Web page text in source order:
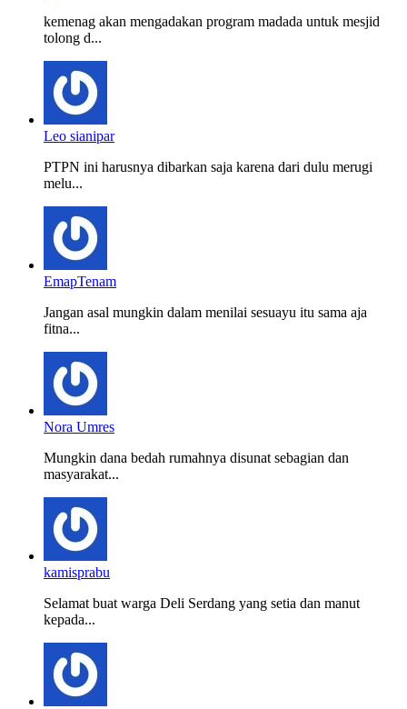
kemenag akan mengadakan program madada untuk mesjid
tolong d...
Leo sianipar
PTPN ini harusnya dibarkan saja karena dari dulu merugi
melu...
EmapTenam
Jangan asal mungkin dalam menilai sesuayu itu sama aja
fitna...
Nora Umres
Mungkin dana bedah rumahnya disunat sebagian dan
masyarakat...
kamisprabu
Selamat buat warga Deli Serdang yang setia dan manut
kepada...